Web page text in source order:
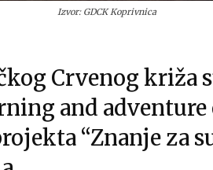
Izvor: GDCK Koprivnica
Crvenog križa
and adventure
“Znanje za